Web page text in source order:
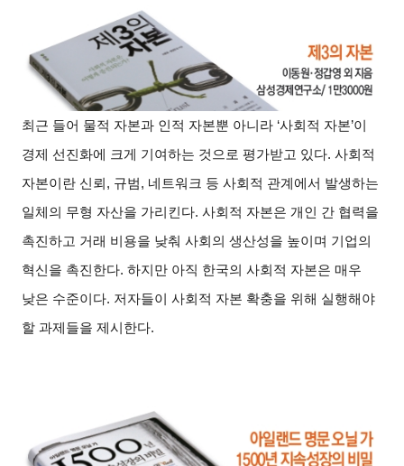
최근 들어 물적 자본과 인적 자본뿐 아니라 ‘사회적 자본’이
경제 선진화에 크게 기여하는 것으로 평가받고 있다. 사회적
자본이란 신뢰, 규범, 네트워크 등 사회적 관계에서 발생하는
일체의 무형 자산을 가리킨다. 사회적 자본은 개인 간 협력을
촉진하고 거래 비용을 낮춰 사회의 생산성을 높이며 기업의
혁신을 촉진한다. 하지만 아직 한국의 사회적 자본은 매우
낮은 수준이다. 저자들이 사회적 자본 확충을 위해 실행해야
할 과제들을 제시한다.